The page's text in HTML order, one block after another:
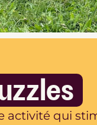
activité qui